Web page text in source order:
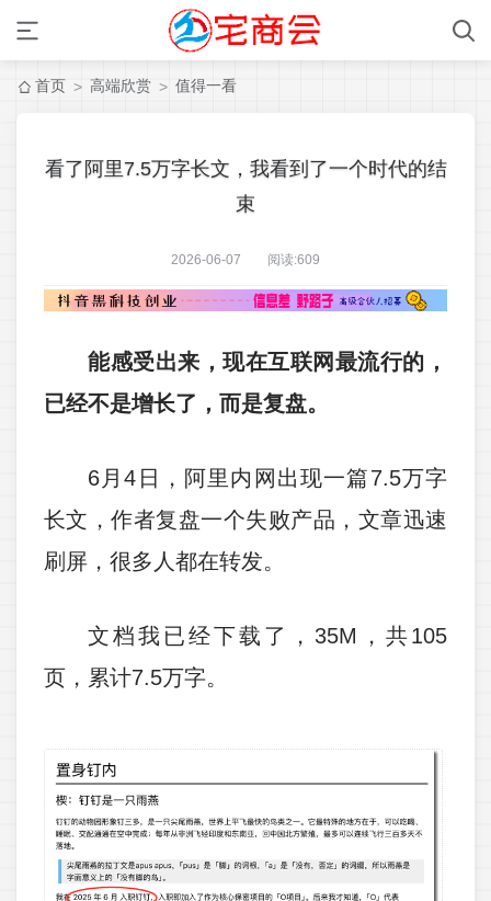
首页 > 高端欣赏 > 值得一看
看了阿里7.5万字长文，我看到了一个时代的结
束
2026-06-07 阅读:609
能感受出来，现在互联网最流行的，
已经不是增长了，而是复盘。
6月4日，阿里内网出现一篇7.5万字
长文，作者复盘一个失败产品，文章迅速
刷屏，很多人都在转发。
文档我已经下载了，35M，共105
页，累计7.5万字。